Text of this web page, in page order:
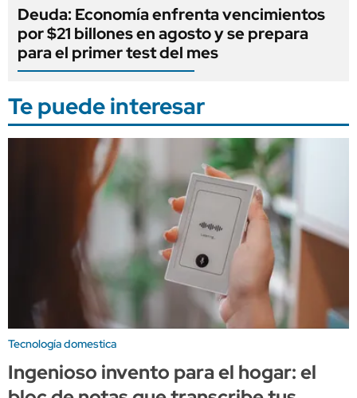
Deuda: Economía enfrenta vencimientos
por $21 billones en agosto y se prepara
para el primer test del mes
Te puede interesar
Tecnología domestica
Ingenioso invento para el hogar: el